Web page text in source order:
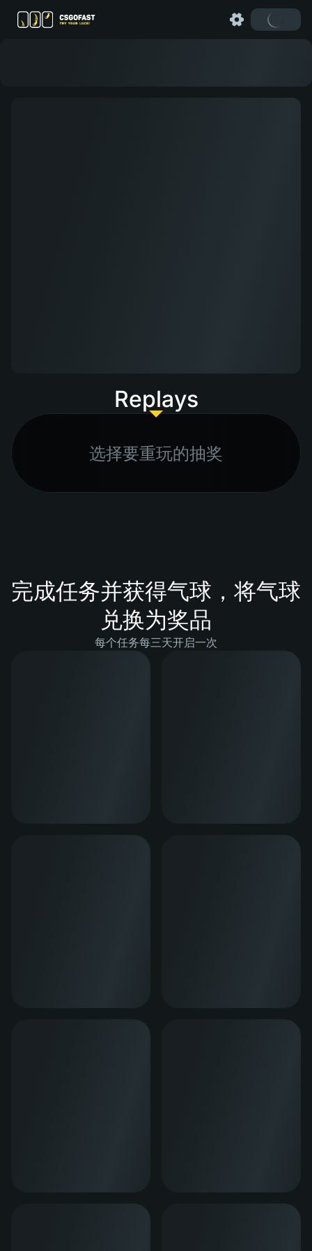
Replays
选择要重玩的抽奖
完成任务并获得气球，将气球
兑换为奖品
每个任务每三天开启一次